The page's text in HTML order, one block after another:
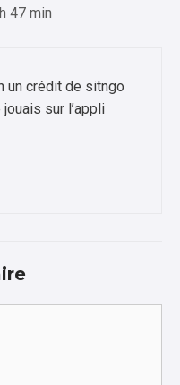
47 min
un crédit de sitngo
sur l’appli